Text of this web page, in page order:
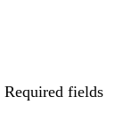
Required fields